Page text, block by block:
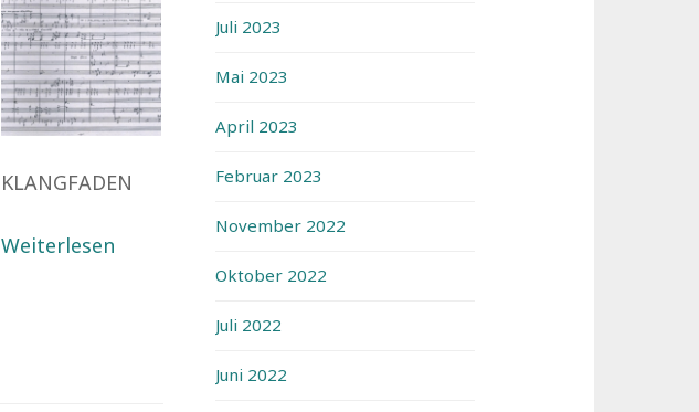
KLANGFADEN
Weiterlesen
Juli 2023
Mai 2023
April 2023
Februar 2023
November 2022
Oktober 2022
Juli 2022
Juni 2022